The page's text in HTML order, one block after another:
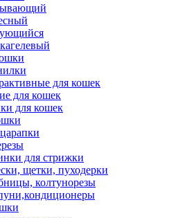
для кошек
для кошек
для кошек
для стрижки
щетки, пуходерки
колтунорезы